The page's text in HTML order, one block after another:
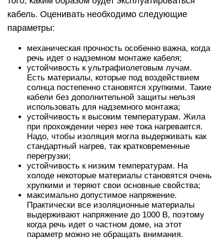
кабель. Оценивать необходимо следующие
параметры:
механическая прочность особенно важна, когда
речь идет о надземном монтаже кабеля;
устойчивость к ультрафиолетовым лучам.
Есть материалы, которые под воздействием
солнца постепенно становятся хрупкими. Такие
кабели без дополнительной защиты нельзя
использовать для надземного монтажа;
устойчивость к высоким температурам. Жила
при прохождении через нее тока нагревается.
Надо, чтобы изоляция могла выдерживать как
стандартный нагрев, так кратковременные
перегрузки;
устойчивость к низким температурам. На
холоде некоторые материалы становятся очень
хрупкими и теряют свои основные свойства;
максимально допустимое напряжение.
Практически все изоляционные материалы
выдерживают напряжение до 1000 В, поэтому
когда речь идет о частном доме, на этот
параметр можно не обращать внимания.